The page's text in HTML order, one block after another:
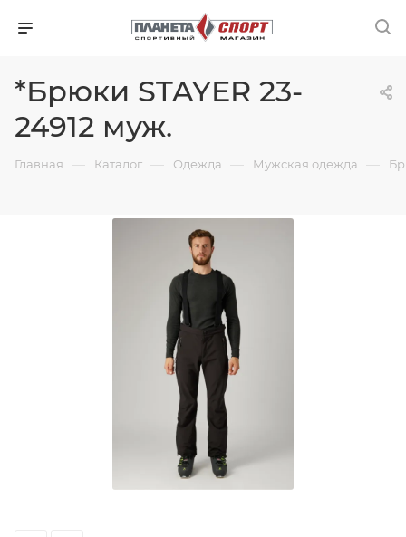
*Брюки STAYER 23-
24912 муж.
Главная — Каталог — Одежда — Мужская одежда —